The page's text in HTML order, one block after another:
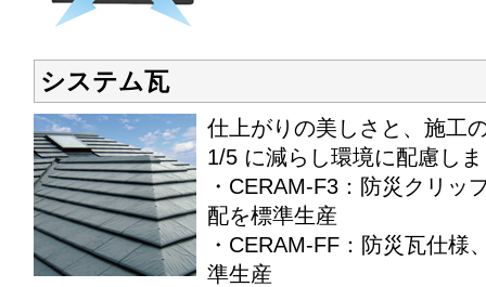
システム瓦
仕上がりの美しさと、施工
1/5 に減らし環境に配慮し
・CERAM-F3：防災クリッ
配を標準生産
・CERAM-FF：防災瓦仕様
準生産